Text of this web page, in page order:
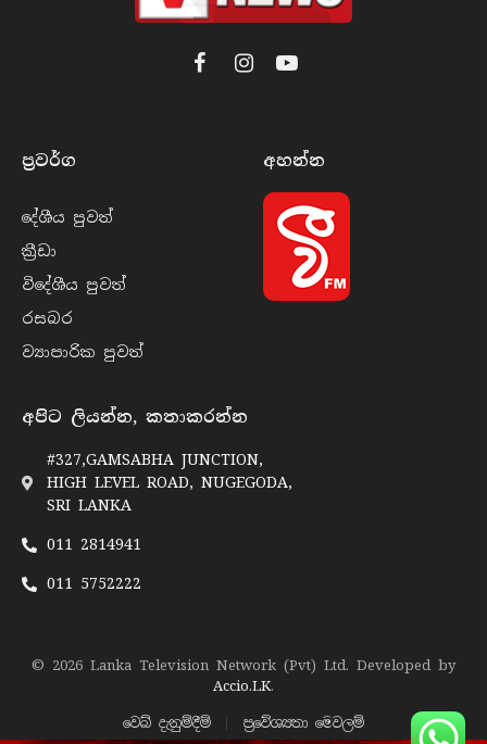
FacebookInstagramYouTube
ප්‍රවර්​ග
දේශීය පුව​ත්
ක්‍රී​ඩා
විදේශීය පුව​ත්
රසබ​ර
ව්‍යාපාරික පුව​ත්
අහන්​න
අපිට ලියන්න, කතාකරන්න
#327,GAMSABHA JUNCTION,
HIGH LEVEL ROAD, NUGEGODA,
SRI LANKA
011 2814941
011 5752222
© 2026 Lanka Television Network (Pvt) Ltd. Developed by
Accio.LK.
වෙබ් දැනුම්දීම්
ප්‍රවේශ්‍යතා මෙවලම්